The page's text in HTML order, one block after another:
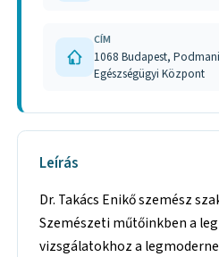
CÍM
1068 Budapest,
Egészségügyi Központ
Leírás
Dr. Takács Enikő szemész
Szemészeti műtőinkben a
vizsgálatokhoz a